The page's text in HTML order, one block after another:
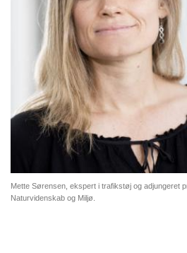
Mette Sørensen, ekspert i trafikstøj og adjungeret
Naturvidenskab og Miljø.